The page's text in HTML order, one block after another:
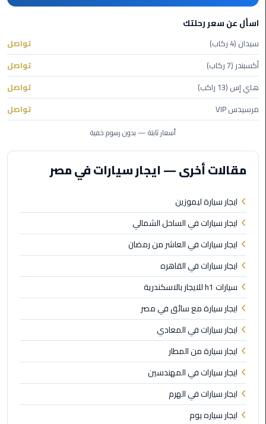
ليموزين
الاسكندريه
شرم
الشيخ
تاكسي
مطار
القاهرة
ليموزين
مطروح
ليموزين
المطار
ليموزين
البحر
الأحمر
من
مطار
القاهرة
ليموزين
مطار
القاهرة
ليموزين
السخنة
اسأل عن سعر رحلتك
سيدان (4 ركاب)
تواصل
أكسبندر (7 ركاب)
تواصل
هاي إس (13 راكب)
تواصل
مرسيدس VIP
تواصل
أسعار ثابتة — بدون رسوم خفية
مقالات أخرى — ايجار سيارات في مصر
ايجار سيارة ليموزين
ايجار سيارات في الساحل الشمالي
ايجار سيارات في العاشر من رمضان
ايجار سيارات في القاهره
سيارات h1 للايجار بالاسكندرية
ايجار سيارة مع سائق في مصر
ايجار سيارات في المعادي
ايجار سيارة من المطار
ايجار سيارات في المهندسين
ايجار سيارات في الهرم
ايجار سياره يوم